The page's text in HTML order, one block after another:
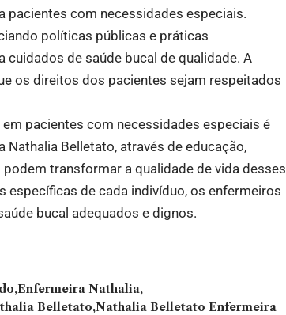
pacientes com necessidades especiais.
políticas públicas e práticas
de saúde bucal de qualidade. A
os direitos dos pacientes sejam respeitados
pacientes com necessidades especiais é
Belletato, através de educação,
transformar a qualidade de vida desses
específicas de cada indivíduo, os enfermeiros
bucal adequados e dignos.
Enfermeira Nathalia
Belletato Nathalia Belletato Enfermeira